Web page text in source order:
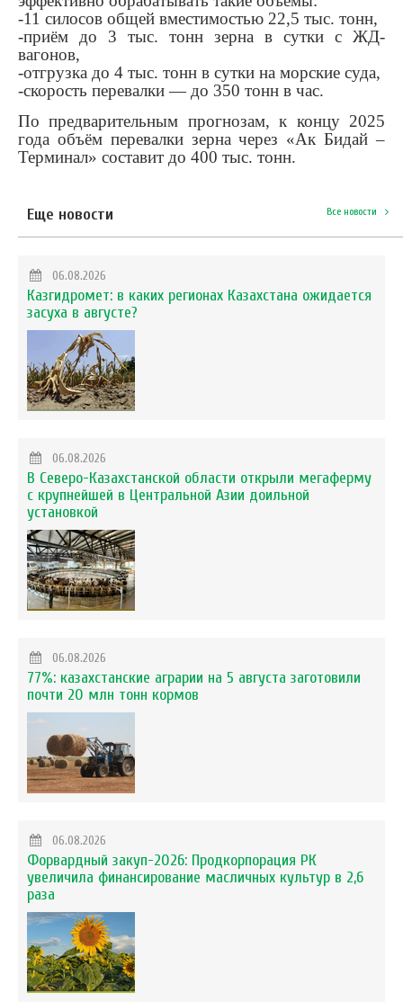
-11 силосов общей вместимостью 22,5 тыс. тонн,
-приём до 3 тыс. тонн зерна в сутки с ЖД-
вагонов,
-отгрузка до 4 тыс. тонн в сутки на морские суда,
-скорость перевалки — до 350 тонн в час.
По предварительным прогнозам, к концу 2025
года объём перевалки зерна через «Ак Бидай –
Терминал» составит до 400 тыс. тонн.
Еще новости Все новости
06.08.2026
Казгидромет: в каких регионах Казахстана ожидается
засуха в августе?
06.08.2026
В Северо-Казахстанской области открыли мегаферму
с крупнейшей в Центральной Азии доильной
установкой
06.08.2026
77%: казахстанские аграрии на 5 августа заготовили
почти 20 млн тонн кормов
06.08.2026
Форвардный закуп-2026: Продкорпорация РК
увеличила финансирование масличных культур в 2,6
раза